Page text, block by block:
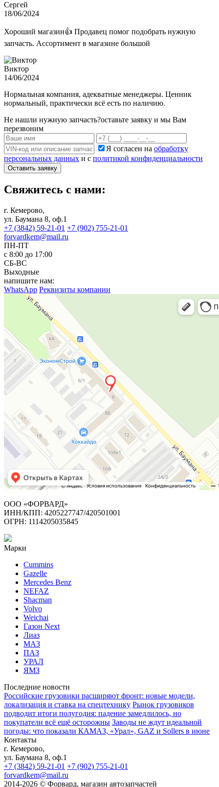
Сергей
18/06/2024
Хороший магазин👍 Продавец помог подобрать нужную
запчасть. Ассортимент в магазине большой
Виктор
14/06/2024
Нормальная компания, адекватные менеджеры. Ценник
нормальный, практически всё есть по наличию.
Не нашли нужную запчасть?оставьте заявку и мы Вам
перезвоним
Я согласен на обработку
персональных данных и с политикой конфиденциальности
Оставить заявку
Свяжитесь с нами:
г. Кемерово,
ул. Баумана 8, оф.1
+7 (3842) 59-21-01 +7 (902) 755-21-01
forvardkem@mail.ru
ПН-ПТ
с 8:00 до 17:00
СБ-ВС
Выходные
напишите нам:
WhatsApp Реквизиты компании
ООО «ФОРВАРД»
ИНН/КПП: 4205227747/420501001
ОГРН: 1114205035845
Марки
Cummins
Gazelle
Mercedes Benz
NEFAZ
Shacman
Volvo
Weichai
Газон Next
Лиаз
МАЗ
ПАЗ
УРАЛ
ЯМЗ
Последние новости
Российские грузовики расширяют фронт: новые модели,
локализация и ставка на спецтехнику Рынок грузовиков
подводит итоги полугодия: падение замедлилось, но
покупатели всё ещё осторожны Заводы не ждут идеальной
погоды: что показали КАМАЗ, «Урал», GAZ и Sollers в июне
Контакты
г. Кемерово,
ул. Баумана 8, оф.1
+7 (3842) 59-21-01 +7 (902) 755-21-01
forvardkem@mail.ru
2014-2026 © Форвард, магазин автозапчастей